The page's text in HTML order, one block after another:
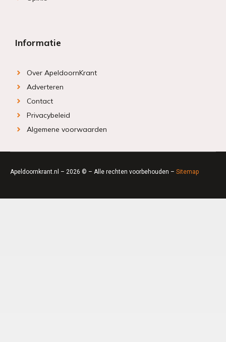
Informatie
Over ApeldoornKrant
Adverteren
Contact
Privacybeleid
Algemene voorwaarden
Apeldoornkrant.nl – 2026 © – Alle rechten voorbehouden – Sitemap